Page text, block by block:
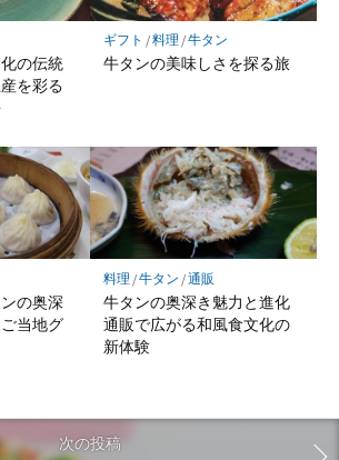
の伝統
を彩る
ギフト /料理 /牛タン
牛タンの美味しさを探る旅
の奥深
当地グ
料理 /牛タン /通販
牛タンの奥深き魅力と進化
通販で広がる和風食文化の
新体験
次の投稿